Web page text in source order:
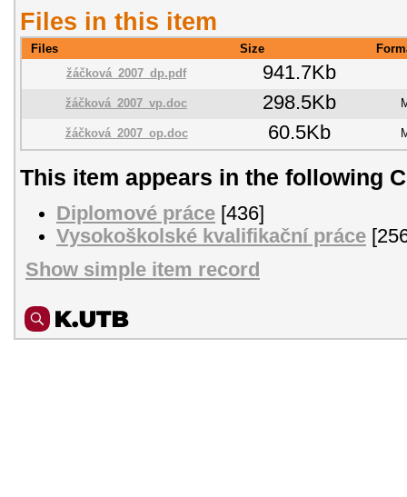
Files in this item
Files Size
žáčková_2007_dp.pdf
941.7Kb
žáčková_2007_vp.doc 298.5Kb
žáčková_2007_op.doc 60.5Kb
This item appears in the following
Diplomové práce [436]
Vysokoškolské kvalifikační práce
Show simple item record